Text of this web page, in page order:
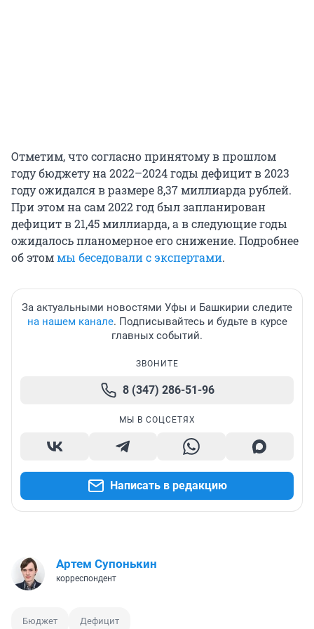
Отметим, что согласно принятому в прошлом
году бюджету на 2022–2024 годы дефицит в 2023
году ожидался в размере 8,37 миллиарда рублей.
При этом на сам 2022 год был запланирован
дефицит в 21,45 миллиарда, а в следующие годы
ожидалось планомерное его снижение. Подробнее
об этоммы беседовали с экспертами.
За актуальными новостями Уфы и Башкирии следите
на нашем канале. Подписывайтесь и будьте в курсе
главных событий.
ЗВОНИТЕ
8 (347) 286-51-96
МЫ В СОЦСЕТЯХ
Написать в редакцию
Артем Супонькин
корреспондент
Бюджет Дефицит